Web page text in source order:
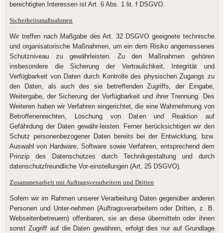
berechtigten Interessen ist Art. 6 Abs. 1 lit. f DSGVO.
Sicherheitsmaßnahmen
Wir treffen nach Maßgabe des Art. 32 DSGVO geeignete technische
und organisatorische Maßnahmen, um ein dem Risiko angemessenes
Schutzniveau zu gewährleisten. Zu den Maßnahmen gehören
insbesondere die Sicherung der Vertraulichkeit, Integrität und
Verfügbarkeit von Daten durch Kontrolle des physischen Zugangs zu
den Daten, als auch des sie betreffenden Zugriffs, der Eingabe,
Weitergabe, der Sicherung der Verfügbarkeit und ihrer Trennung. Des
Weiteren haben wir Verfahren eingerichtet, die eine Wahrnehmung von
Betroffenenrechten, Löschung von Daten und Reaktion auf
Gefährdung der Daten gewähr-leisten. Ferner berücksichtigen wir den
Schutz personenbezogener Daten bereits bei der Entwicklung, bzw.
Auswahl von Hardware, Software sowie Verfahren, entsprechend dem
Prinzip des Datenschutzes durch Technikgestaltung und durch
datenschutzfreundliche Vor-einstellungen (Art. 25 DSGVO).
Zusammenarbeit mit Auftragsverarbeitern und Dritten
Sofern wir im Rahmen unserer Verarbeitung Daten gegenüber anderen
Personen und Unter-nehmen (Auftragsverarbeitern oder Dritten, z. B.
Webseitenbetreuern) offenbaren, sie an diese übermitteln oder ihnen
sonst Zugriff auf die Daten gewähren, erfolgt dies nur auf Grundlage